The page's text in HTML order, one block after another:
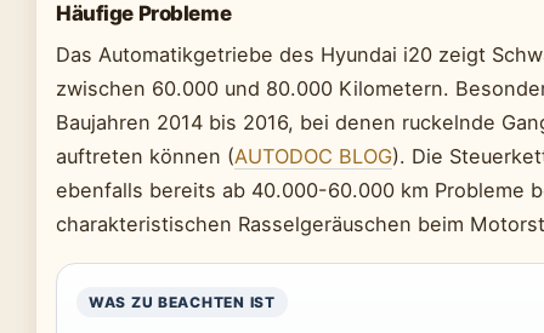
Häufige Probleme
Das Automatikgetriebe des Hyundai i20 zeigt
zwischen 60.000 und 80.000 Kilometern.
Baujahren 2014 bis 2016, bei denen ruckelnde
auftreten können (AUTODOC BLOG). Die
ebenfalls bereits ab 40.000-60.000 km Probleme
charakteristischen Rasselgeräuschen beim
WAS ZU BEACHTEN IST